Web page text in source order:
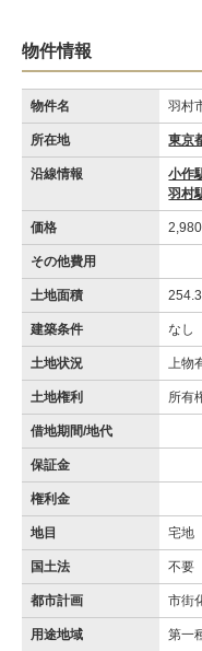
物件情報
物件名 羽村
所在地 東京
沿線情報 小作
羽村
価格
その他費用
土地面積
建築条件 なし
土地状況 上物
土地権利 所有
借地期間/地代
保証金
権利金
地目 宅地
国土法 不要
都市計画 市街
用途地域 第一